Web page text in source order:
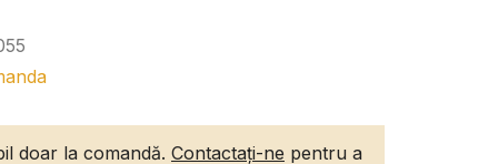
doar la comandă. Contactați-ne pentru a